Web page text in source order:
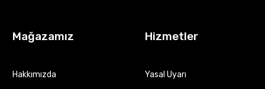
Mağazamız
Hakkımızda
Hizmetler
Yasal Uyarı